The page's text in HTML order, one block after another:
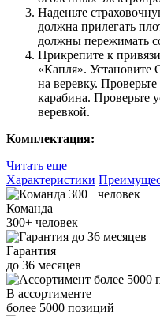
Наденьте
должна прилегать
должны пережимать
Прикрепите к
«Капля». Установите
на веревку.
карабина. Проверьте
веревкой.
Комплектация:
Читать еще
Характеристики
Команда
300+ человек
Гарантия
до 36 месяцев
В ассортименте
более 5000 позиций